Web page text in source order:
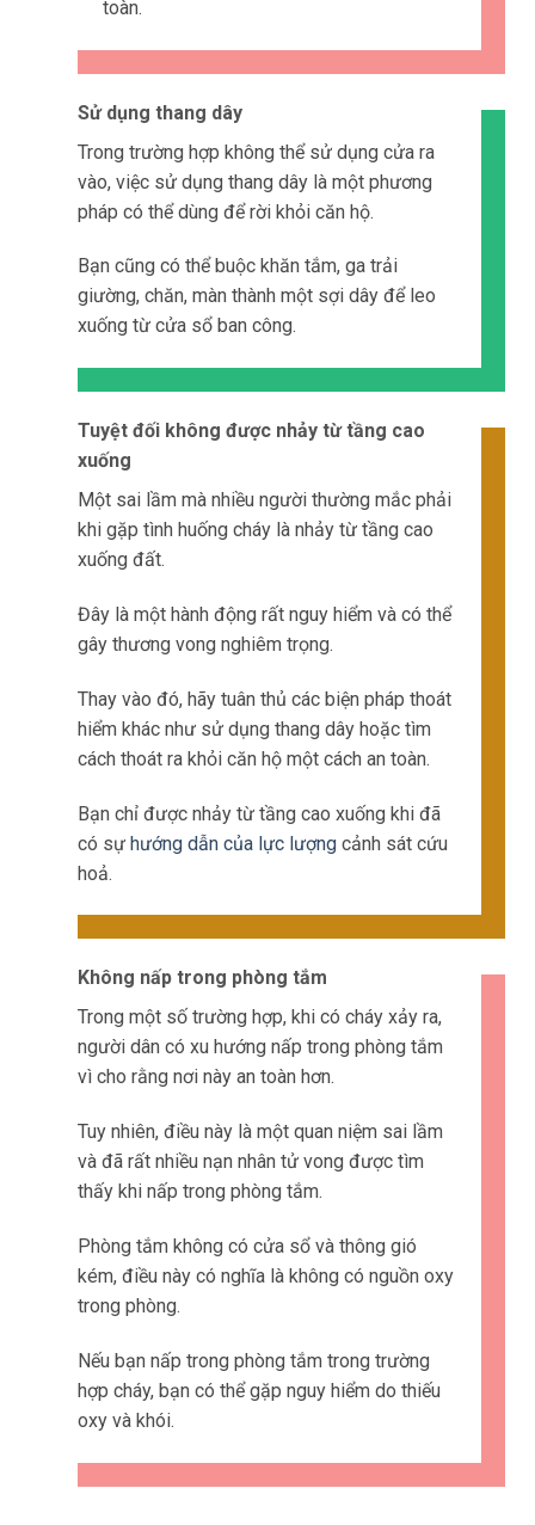
toàn.
Sử dụng thang dây
Trong trường hợp không thể sử dụng cửa ra
vào, việc sử dụng thang dây là một phương
pháp có thể dùng để rời khỏi căn hộ.
Bạn cũng có thể buộc khăn tắm, ga trải
giường, chăn, màn thành một sợi dây để leo
xuống từ cửa sổ ban công.
Tuyệt đối không được nhảy từ tầng cao
xuống
Một sai lầm mà nhiều người thường mắc phải
khi gặp tình huống cháy là nhảy từ tầng cao
xuống đất.
Đây là một hành động rất nguy hiểm và có thể
gây thương vong nghiêm trọng.
Thay vào đó, hãy tuân thủ các biện pháp thoát
hiểm khác như sử dụng thang dây hoặc tìm
cách thoát ra khỏi căn hộ một cách an toàn.
Bạn chỉ được nhảy từ tầng cao xuống khi đã
có sự hướng dẫn của lực lượng cảnh sát cứu
hoả.
Không nấp trong phòng tắm
Trong một số trường hợp, khi có cháy xảy ra,
người dân có xu hướng nấp trong phòng tắm
vì cho rằng nơi này an toàn hơn.
Tuy nhiên, điều này là một quan niệm sai lầm
và đã rất nhiều nạn nhân tử vong được tìm
thấy khi nấp trong phòng tắm.
Phòng tắm không có cửa sổ và thông gió
kém, điều này có nghĩa là không có nguồn oxy
trong phòng.
Nếu bạn nấp trong phòng tắm trong trường
hợp cháy, bạn có thể gặp nguy hiểm do thiếu
oxy và khói.